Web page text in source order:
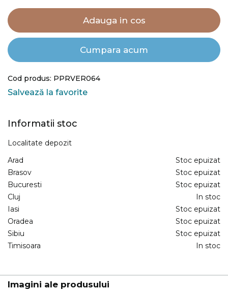
Adauga in cos
Cumpara acum
Cod produs: PPRVER064
Salvează la favorite
Informatii stoc
Localitate depozit
Arad
Stoc epuizat
Brasov
Stoc epuizat
Bucuresti
Stoc epuizat
Cluj
In stoc
Iasi
Stoc epuizat
Oradea
Stoc epuizat
Sibiu
Stoc epuizat
Timisoara
In stoc
Imagini ale produsului